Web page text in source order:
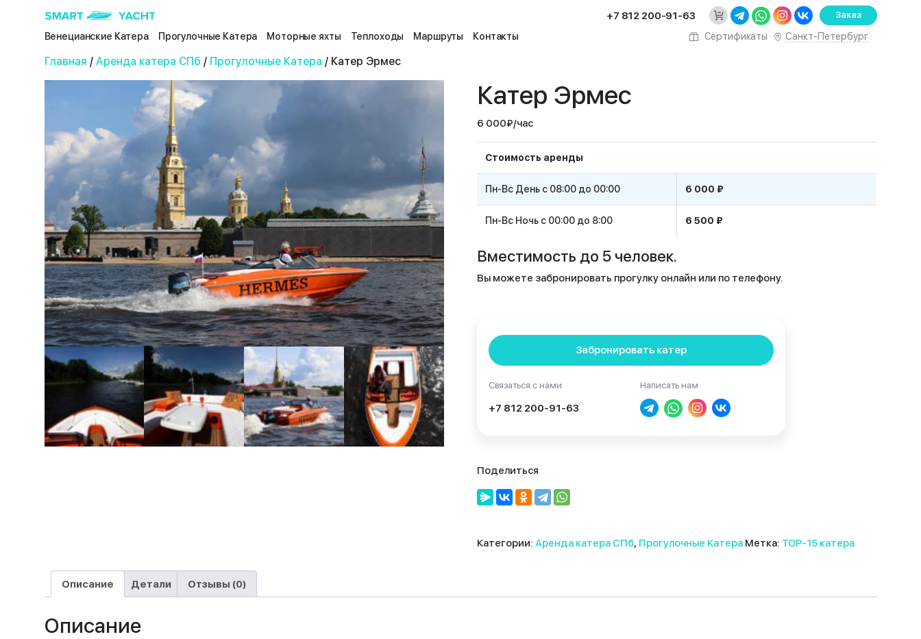
+7 812 200-91-63 Заказ
Венецианские Катера Прогулочные Катера Моторные яхты Теплоходы Маршруты Контакты Сертификаты Санкт-Петербург
Главная / Аренда катера СПб / Прогулочные Катера / Катер Эрмес
Катер Эрмес
6 000₽/час
Стоимость аренды
Пн-Вс День с 08:00 до 00:00 6 000 ₽
Пн-Вс Ночь с 00:00 до 8:00 6 500 ₽
Вместимость до 5 человек.
Вы можете забронировать прогулку онлайн или по телефону.
Забронировать катер
Связаться с нами
+7 812 200-91-63
Написать нам
Поделиться
Категории:Аренда катера СПб, Прогулочные Катера Метка: TOP-15 катера
Описание Детали Отзывы (0)
Описание